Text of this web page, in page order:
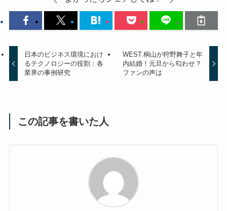
日本のビジネス環境におけ
るテクノロジーの役割：各
業界の事例研究
WEST.桐山が狩野舞子と年
内結婚！元旦から匂わせ？
ファンの声は
この記事を書いた人